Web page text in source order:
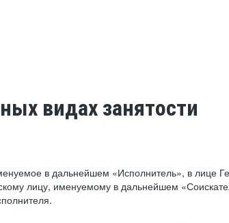
видах занятости
в дальнейшем «Исполнитель», в лице
лицу, именуемому в дальнейшем